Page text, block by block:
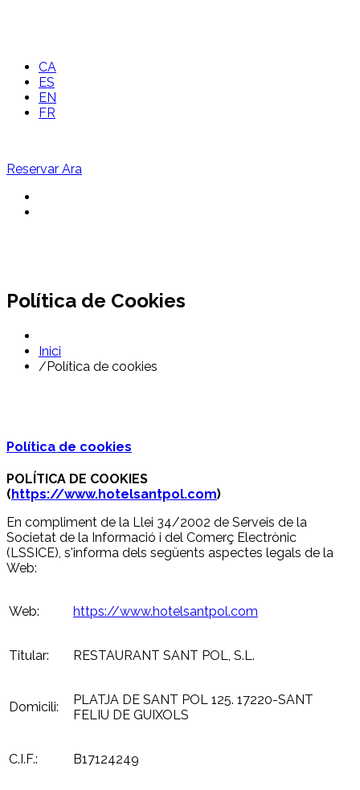
CA
ES
EN
FR
Reservar Ara
Política de Cookies
Inici
/Política de cookies
Política de cookies
POLÍTICA DE COOKIES
( https://www.hotelsantpol.com)
En compliment de la Llei 34/2002 de Serveis de la
Societat de la Informació i del Comerç Electrònic
(LSSICE), s'informa dels següents aspectes legals de la
Web:
Web: https://www.hotelsantpol.com
Titular: RESTAURANT SANT POL, S.L.
Domicili:
PLATJA DE SANT POL 125. 17220-SANT
FELIU DE GUIXOLS
C.I.F.: B17124249